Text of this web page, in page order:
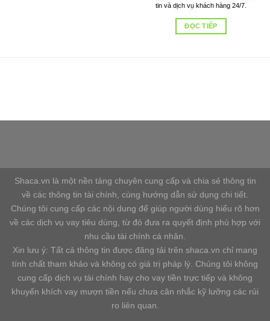
tin và dịch vụ khách hàng 24/7.
ĐỌC TIẾP
Shaca.vn là một nền tảng chuyên cung cấp và chia sẻ thông tin
về các thông tin tài chính, cùng hướng dẫn sử dụng chi tiết.
Chúng tôi cung cấp các nội dung để giúp người dùng hiểu rõ hơn
về các dịch vụ vay tiêu dùng, từ đó đưa ra quyết định phù hợp với
nhu cầu tài chính cá nhân.
Xin lưu ý: Tất cả thông tin được đăng tải trên shaca.vn chỉ mang
tính chất tham khảo và không có giá trị pháp lý. Chúng tôi không
cung cấp dịch vụ tài chính hay cho vay tiền trực tiếp và không
khuyến khích vay mượn tiền nếu chưa cân nhắc kỹ lưỡng các rủi
ro liên quan.